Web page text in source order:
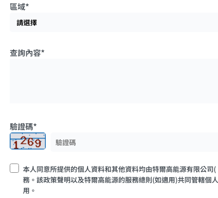
區域*
查詢內容*
驗證碼*
本人同意所提供的個人資料和其他資料均由特爾高能源有限公
務。該政策聲明以及特爾高能源的服務總則(如適用)共同管轄個
用。